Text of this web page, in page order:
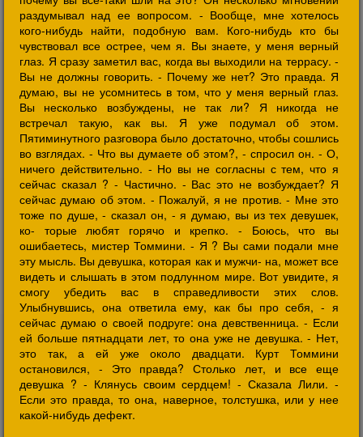
раздумывал над ее вопросом. - Вообще, мне хотелось
кого-нибудь найти, подобную вам. Кого-нибудь кто бы
чувствовал все острее, чем я. Вы знаете, у меня верный
глаз. Я сразу заметил вас, когда вы выходили на террасу. -
Вы не должны говорить. - Почему же нет? Это правда. Я
думаю, вы не усомнитесь в том, что у меня верный глаз.
Вы несколько возбуждены, не так ли? Я никогда не
встречал такую, как вы. Я уже подумал об этом.
Пятиминутного разговора было достаточно, чтобы сошлись
во взглядах. - Что вы думаете об этом?, - спросил он. - О,
ничего действительно. - Но вы не согласны с тем, что я
сейчас сказал ? - Частично. - Вас это не возбуждает? Я
сейчас думаю об этом. - Пожалуй, я не против. - Мне это
тоже по душе, - сказал он, - я думаю, вы из тех девушек,
ко- торые любят горячо и крепко. - Боюсь, что вы
ошибаетесь, мистер Томмини. - Я ? Вы сами подали мне
эту мысль. Вы девушка, которая как и мужчи- на, может все
видеть и слышать в этом подлунном мире. Вот увидите, я
смогу убедить вас в справедливости этих слов.
Улыбнувшись, она ответила ему, как бы про себя, - я
сейчас думаю о своей подруге: она девственница. - Если
ей больше пятнадцати лет, то она уже не девушка. - Нет,
это так, а ей уже около двадцати. Курт Томмини
остановился, - Это правда? Столько лет, и все еще
девушка ? - Клянусь своим сердцем! - Сказала Лили. -
Если это правда, то она, наверное, толстушка, или у нее
какой-нибудь дефект.